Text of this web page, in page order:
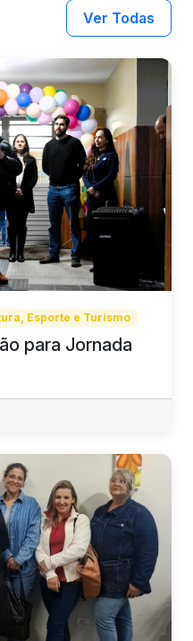
Ver Todas
Esporte e Turismo
para Jornada